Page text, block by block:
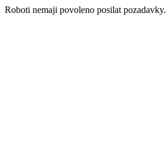
Roboti nemaji povoleno posilat pozadavky.